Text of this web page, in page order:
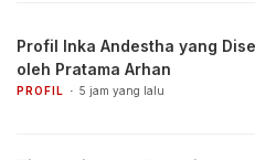
Profil Inka Andestha yang
oleh Pratama Arhan
PROFIL 5 jam yang lalu